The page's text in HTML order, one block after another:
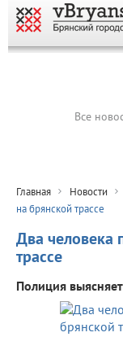
Все
Главная Новости
на брянской трассе
Два человека
трассе
Полиция